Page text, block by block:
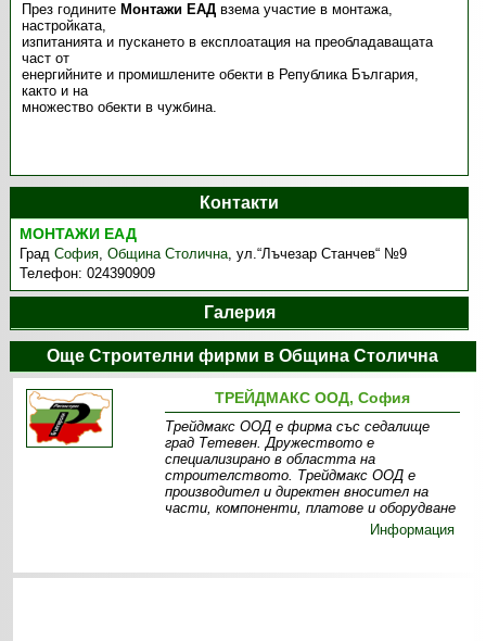
През годините Монтажи ЕАДвзема участие в монтажа,
настройката,
изпитанията и пускането в експлоатация на преобладаващата
част от
енергийните и промишлените обекти в Република България,
както и на
множество обекти в чужбина.
Контакти
МОНТАЖИ ЕАД
ГрадСофия,Община Столична,ул.“Лъчезар Станчев“ №9
Телефон:024390909
Галерия
Още Строителни фирми в Община Столична
ТРЕЙДМАКС ООД, София
Трейдмакс ООД е фирма със седалище
град Тетевен. Дружеството е
специализирано в областта на
строителството. Трейдмакс ООД е
производител и директен вносител на
части, компоненти, платове и оборудване
Информация